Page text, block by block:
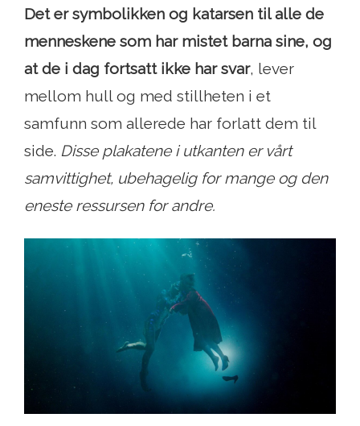
Det er symbolikken og katarsen til alle de
menneskene som har mistet barna sine, og
at de i dag fortsatt ikke har svar, lever
mellom hull og med stillheten i et
samfunn som allerede har forlatt dem til
side. Disse plakatene i utkanten er vårt
samvittighet, ubehagelig for mange og den
eneste ressursen for andre.